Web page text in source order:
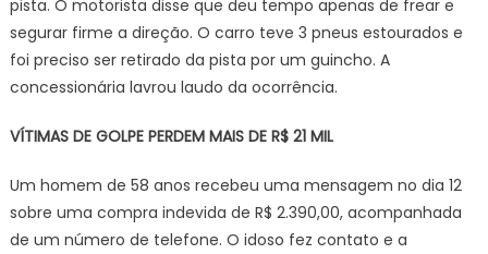
pista. O motorista disse que deu tempo apenas de frear e
segurar firme a direção. O carro teve 3 pneus estourados e
foi preciso ser retirado da pista por um guincho. A
concessionária lavrou laudo da ocorrência.
VÍTIMAS DE GOLPE PERDEM MAIS DE R$ 21 MIL
Um homem de 58 anos recebeu uma mensagem no dia 12
sobre uma compra indevida de R$ 2.390,00, acompanhada
de um número de telefone. O idoso fez contato e a